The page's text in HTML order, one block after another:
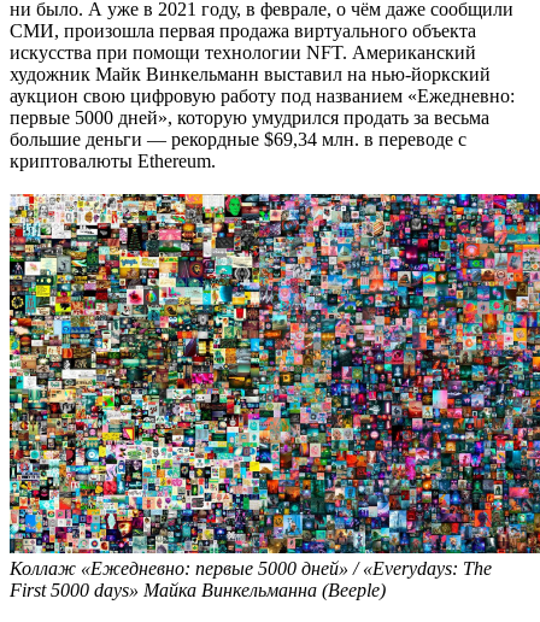
ни было. А уже в 2021 году, в феврале, о чём даже сообщили
СМИ, произошла первая продажа виртуального объекта
искусства при помощи технологии NFT. Американский
художник Майк Винкельманн выставил на нью-йоркский
аукцион свою цифровую работу под названием «Ежедневно:
первые 5000 дней», которую умудрился продать за весьма
большие деньги — рекордные $69,34 млн. в переводе с
криптовалюты Ethereum.
Коллаж «Ежедневно: первые 5000 дней» / «Everydays: The
First 5000 days» Майка Винкельманна (Beeple)